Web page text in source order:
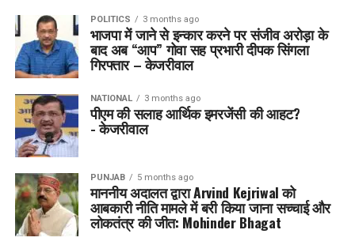
POLITICS 3 months ago
भाजपा में जाने से इन्कार करने पर संजीव अरोड़ा के
बाद अब “आप” गोवा सह प्रभारी दीपक सिंगला
गिरफ्तार – केजरीवाल
NATIONAL 3 months ago
पीएम की सलाह आर्थिक इमरजेंसी की आहट?
- केजरीवाल
PUNJAB 5 months ago
माननीय अदालत द्वारा Arvind Kejriwal को
आबकारी नीति मामले में बरी किया जाना सच्चाई और
लोकतंत्र की जीत: Mohinder Bhagat